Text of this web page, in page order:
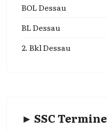
BOL Dessau
BL Dessau
2. Bkl Dessau
► SSC Termine